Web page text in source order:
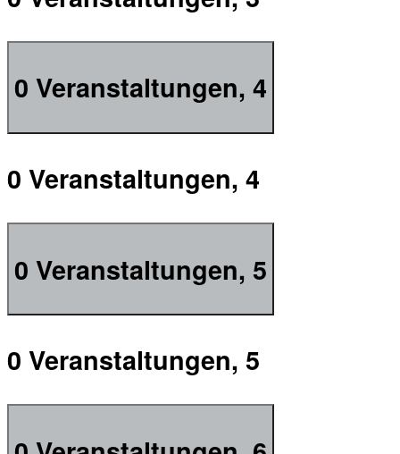
0 Veranstaltungen, 4
0 Veranstaltungen, 4
0 Veranstaltungen, 5
0 Veranstaltungen, 5